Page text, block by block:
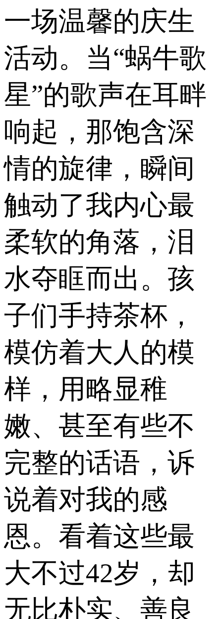
一场温馨的庆生
活动。当“蜗牛歌
星”的歌声在耳畔
响起，那饱含深
情的旋律，瞬间
触动了我内心最
柔软的角落，泪
水夺眶而出。孩
子们手持茶杯，
模仿着大人的模
样，用略显稚
嫩、甚至有些不
完整的话语，诉
说着对我的感
恩。看着这些最
大不过42岁，却
无比朴实、善良